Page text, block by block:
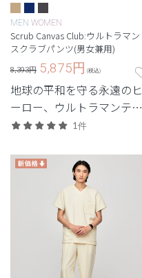
MEN WOMEN
Scrub Canvas Club:ウルトラマン
スクラブパンツ(男女兼用)
8,393円 5,875円 (税込)
地球の平和を守る永遠のヒ
ーロー、ウルトラマンティ
ガとのコラボモデル。
1件